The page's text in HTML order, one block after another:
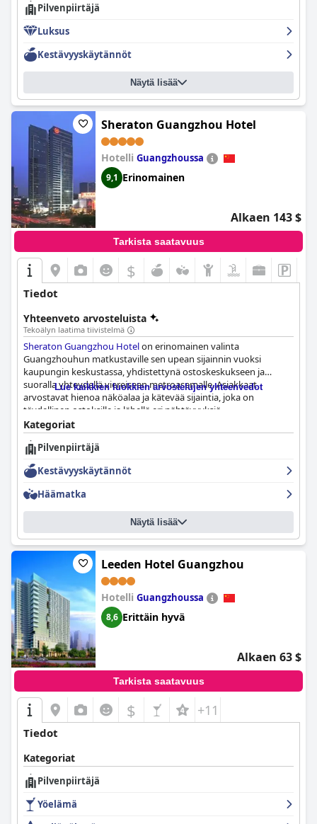
Pilvenpiirtäjä
Luksus
Kestävyyskäytännöt
Näytä lisää
Sheraton Guangzhou Hotel
Hotelli Guangzhoussa
9,1 Erinomainen
Alkaen 143 $
Tarkista saatavuus
$
Tiedot
Yhteenveto arvosteluista
Tekoälyn laatima tiivistelmä
Sheraton Guangzhou Hotelon erinomainen valinta
Guangzhouhun matkustaville sen upean sijainnin vuoksi
kaupungin keskustassa, yhdistettynä ostoskeskukseen ja
suoralla yhteydellä viereiseen metroasemalle. Asiakkaat
arvostavat hienoa näköalaa ja kätevää sijaintia, joka on
täydellinen ostoksille ja lähellä eri nähtävyyksiä.
Aamiaisbuffetissa on joka päivä paljon valinnanvaraa, ja se on
erittäin hyvä sekä paikallisten että länsimaisten ruokien
suhteen. Hotellin huoneet ovat siistejä ja tilavia, niissä on
on tunnettu siisteydestään, ja asiakkaat arvostavat mukavia
sänkyjä ja rauhallista ilmapiiriä. Henkilökunta on ihanaa,
ystävällistä ja avuliasta, ja monet vieraat korostavat erityisiä
henkilökunnan jäseniä, jotka tekivät kaikkensa auttaakseen
heitä. Allasalue on fantastinen, ja siellä on ulkouima-allas
suihkulähteineen ja musiikkia soitettuna, ja vieraat voivat
nauttia lämmitetystä uima-altaasta tai rentoutua kattouima-
altaalla, josta on upeat näkymät. Kaiken kaikkiaanSheraton
Guangzhou Hotel
on siisti ja mukava vaihtoehto Guangzhoussa,
jossa on erinomainen palvelu ja avuliaisuus koko oleskelun ajan.
Lue kaikkien luokkien arvostelujen yhteenvedot
Kategoriat
Pilvenpiirtäjä
Kestävyyskäytännöt
Häämatka
Näytä lisää
Leeden Hotel Guangzhou
Hotelli Guangzhoussa
8,6 Erittäin hyvä
Alkaen 63 $
Tarkista saatavuus
$ +11
Tiedot
Kategoriat
Pilvenpiirtäjä
Yöelämä